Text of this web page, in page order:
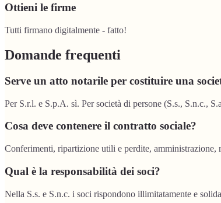
Ottieni le firme
Tutti firmano digitalmente - fatto!
Domande frequenti
Serve un atto notarile per costituire una
Per S.r.l. e S.p.A. sì. Per società di persone (S.s., S.n.c.,
Cosa deve contenere il contratto sociale?
Conferimenti, ripartizione utili e perdite, amministrazione,
Qual è la responsabilità dei soci?
Nella S.s. e S.n.c. i soci rispondono illimitatamente e